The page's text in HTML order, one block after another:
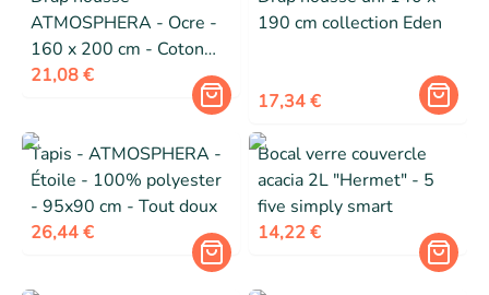
ATMOSPHERA - Ocre -
160 x 200 cm - Coton
lavé - Bonnet 27 cm
21,08 €
190 cm collection Eden
17,34 €
Tapis - ATMOSPHERA -
Étoile - 100% polyester
- 95x90 cm - Tout doux
26,44 €
Bocal verre couvercle
acacia 2L "Hermet" - 5
five simply smart
14,22 €